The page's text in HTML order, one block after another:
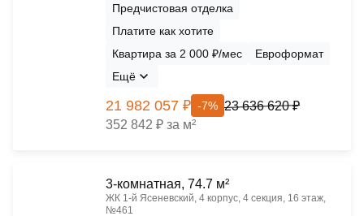
Предчистовая отделка
Платите как хотите
Квартира за 2 000 ₽/мес
Евроформат
Ещё
21 982 057 ₽ -7% 23 636 620 ₽
352 842 ₽ за м²
3-комнатная, 74.7 м²
ЖК 1‑й Ясеневский, 4 корпус, 4 секция, 16 этаж,
№461